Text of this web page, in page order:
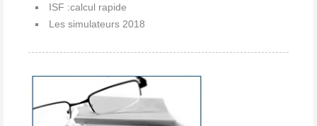
ISF :calcul rapide
Les simulateurs 2018